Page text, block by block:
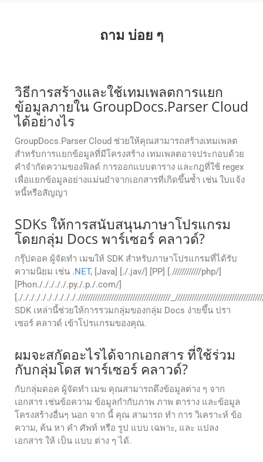
ถาม บ่อย ๆ
วิธีการสร้างและใช้เทมเพลตการแยก
ข้อมูลภายใน GroupDocs.Parser Cloud
ได้อย่างไร
GroupDocs.Parser Cloud ช่วยให้คุณสามารถสร้างเทมเพลต
สำหรับการแยกข้อมูลที่มีโครงสร้าง เทมเพลตอาจประกอบด้วย
คำจำกัดความของฟิลด์ การออกแบบตาราง และกฎที่ใช้ regex
เพื่อแยกข้อมูลอย่างแม่นยำจากเอกสารที่เกิดขึ้นซ้ำ เช่น ใบแจ้ง
หนี้หรือสัญญา
SDKs ให้การสนับสนุนภาษาโปรแกรม
โดยกลุ่ม Docs พาร์เซอร์ คลาวด์?
กรุ๊ปดอค ผู้จัดทํา เมฆให้ SDK สําหรับภาษาโปรแกรมที่ได้รับ
ความนิยม เช่น .NET, [Java] [./.jav/] [PP] [.////////////php/]
[Phon./././././.py./.p./.com/]
[./././././././././././//////////////////////////////////////
SDK เหล่านี้ช่วยให้การรวมกลุ่มของกลุ่ม Docs ง่ายขึ้น ปรา
เซอร์ คลาวด์ เข้าโปรแกรมของคุณ.
ผมจะสกัดอะไรได้จากเอกสาร ที่ใช้ร่วม
กับกลุ่มโดส พาร์เซอร์ คลาวด์?
กับกลุ่มดอค ผู้จัดทํา เมฆ คุณสามารถดึงข้อมูลต่าง ๆ จาก
เอกสาร เช่นข้อความ ข้อมูลกํากับภาพ ภาพ ตาราง และข้อมูล
โครงสร้างอื่นๆ นอก จาก นี้ คุณ สามารถ ทํา การ วิเคราะห์ ข้อ
ความ, ค้น หา คํา ศัพท์ หรือ รูป แบบ เฉพาะ, และ แปลง
เอกสาร ให้ เป็น แบบ ต่าง ๆ ได้.